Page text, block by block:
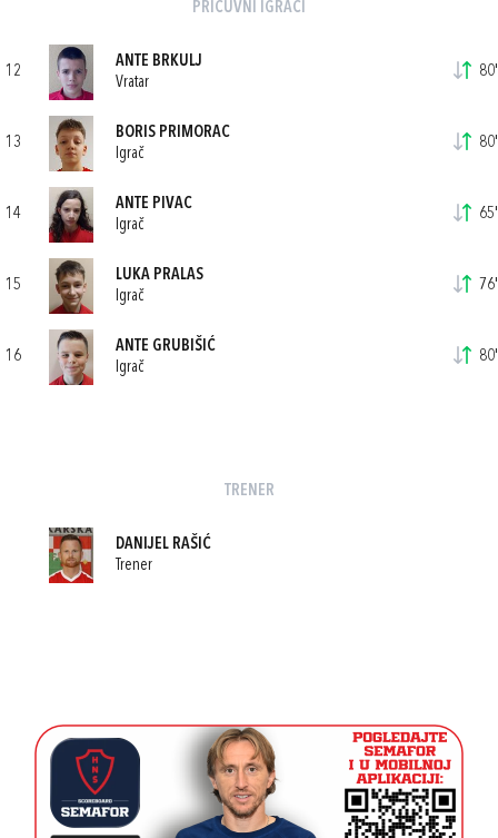
PRIČUVNI IGRAČI
12
ANTE BRKULJ
Vratar
80'
13
BORIS PRIMORAC
Igrač
80'
14
ANTE PIVAC
Igrač
65'
15
LUKA PRALAS
Igrač
76'
16
ANTE GRUBIŠIĆ
Igrač
80'
TRENER
DANIJEL RAŠIĆ
Trener